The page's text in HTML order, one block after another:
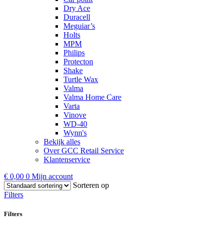
Dry Ace
Duracell
Meguiar’s
Holts
MPM
Philips
Protecton
Shake
Turtle Wax
Valma
Valma Home Care
Varta
Vinove
WD-40
Wynn's
Bekijk alles
Over GCC Retail Service
Klantenservice
€ 0,00 0 Mijn account
Sorteren op
Filters
Filters